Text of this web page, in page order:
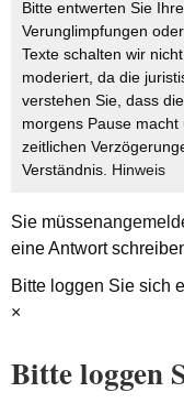
Bitte entwerten Sie
Verunglimpfungen
Texte schalten wir
moderiert, da die
verstehen Sie, dass
morgens Pause
zeitlichen
Verständnis. Hinweis
Sie müssen
eine Antwort
Bitte loggen Sie sich
×
Bitte loggen